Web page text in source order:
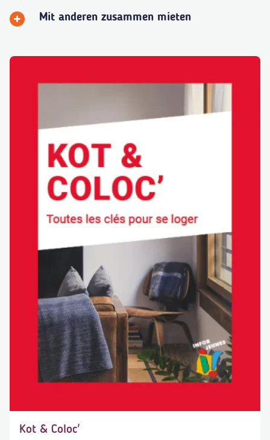
Mit anderen zusammen mieten
Kot & Coloc'